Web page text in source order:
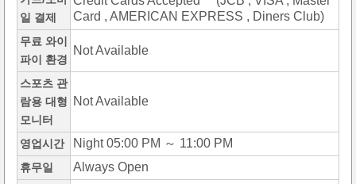
일 결제
Card , AMERICAN EXPRESS , Diners Club)
무료 와이
파이 환경
Not Available
스포츠 관
람용 대형
모니터
Not Available
영업시간 Night 05:00 PM ～ 11:00 PM
휴무일 Always Open